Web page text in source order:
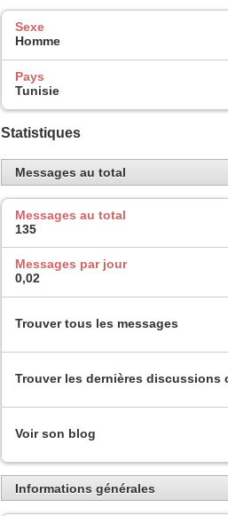
Sexe
Homme
Pays
Tunisie
Statistiques
Messages au total
Messages au total
135
Messages par jour
0,02
Trouver tous les messages
Trouver les dernières discussions
Voir son blog
Informations générales